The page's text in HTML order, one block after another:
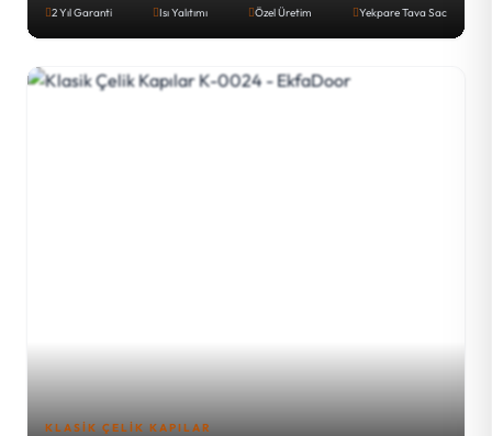
2 Yıl Garanti Isı Yalıtımı Özel Üretim Yekpare Tava Sac
KLASIK ÇELIK KAPILAR